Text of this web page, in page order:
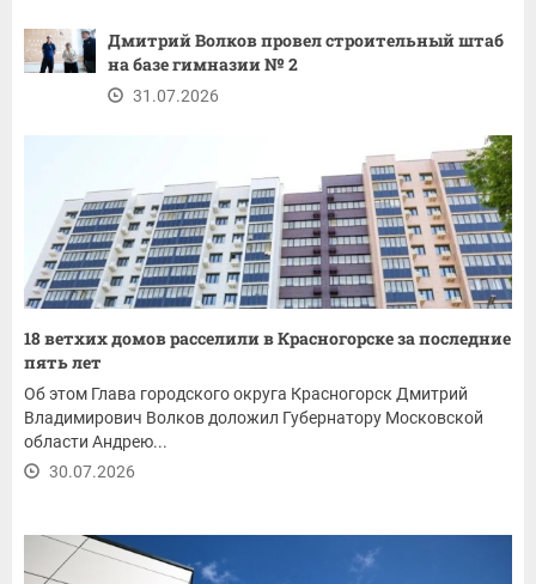
Дмитрий Волков провел строительный штаб
на базе гимназии № 2
31.07.2026
18 ветхих домов расселили в Красногорске за последние
пять лет
Об этом Глава городского округа Красногорск Дмитрий
Владимирович Волков доложил Губернатору Московской
области Андрею...
30.07.2026